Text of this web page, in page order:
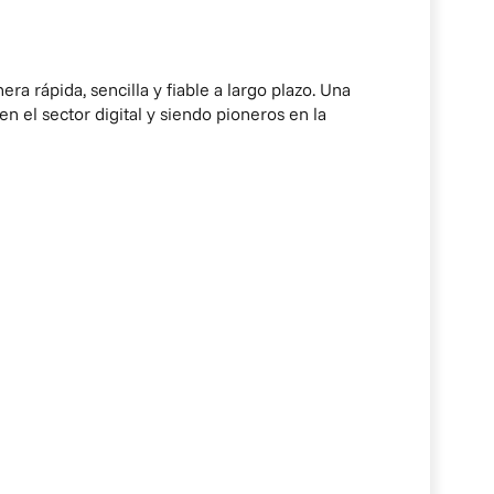
rápida, sencilla y fiable a largo plazo. Una
el sector digital y siendo pioneros en la